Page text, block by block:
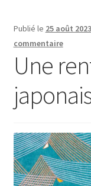
Publié le 25 août 2023
commentaire
Une